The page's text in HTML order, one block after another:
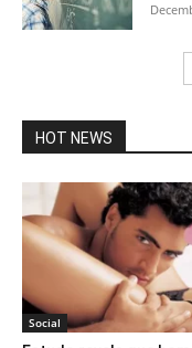
HOT NEWS
Social